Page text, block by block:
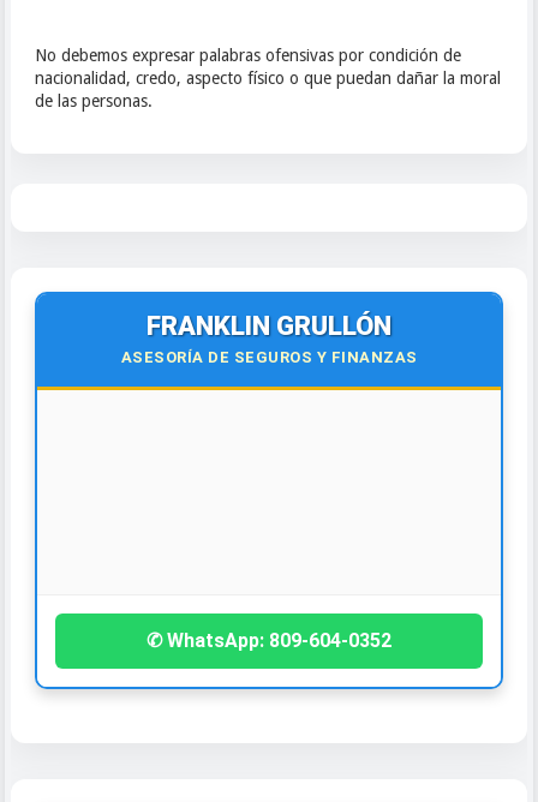
No debemos expresar palabras ofensivas por condición de
nacionalidad, credo, aspecto físico o que puedan dañar la moral
de las personas.
FRANKLIN GRULLÓN
ASESORÍA DE SEGUROS Y FINANZAS
✆ WhatsApp: 809-604-0352